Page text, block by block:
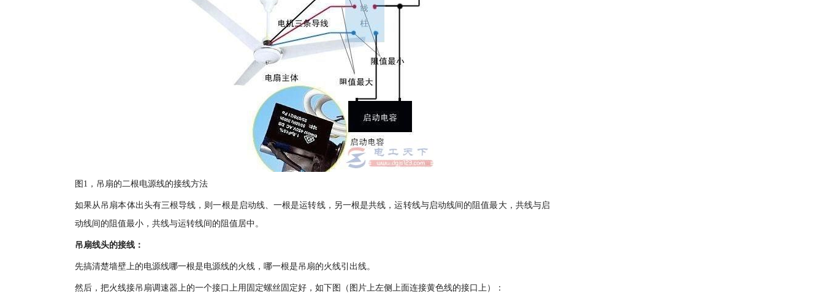
图1，吊扇的二根电源线的接线方法
如果从吊扇本体出头有三根导线，则一根是启动线、一根是运转线，另一根是共线，运转线与启动线间的阻值最大，共线与启
动线间的阻值最小，共线与运转线间的阻值居中。
吊扇线头的接线：
先搞清楚墙壁上的电源线哪一根是电源线的火线，哪一根是吊扇的火线引出线。
然后，把火线接吊扇调速器上的一个接口上用固定螺丝固定好，如下图（图片上左侧上面连接黄色线的接口上）：